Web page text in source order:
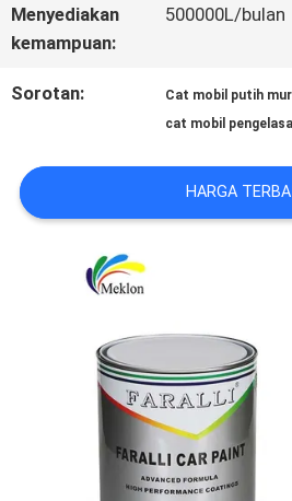
QUOTE
REQUEST
SITEMAP
PRIVASI
Menyediakan
kemampuan:
500000L/bulan
Sorotan: Cat mobil putih
cat mobil
HARGA